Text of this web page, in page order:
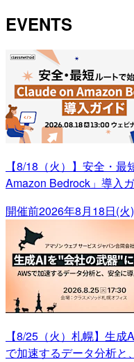
EVENTS
【8/18（火）】安全・
Amazon Bedrock」導入
開催前2026年8月18日(火
【8/25（火）札幌】生
で加速するデータ分析と